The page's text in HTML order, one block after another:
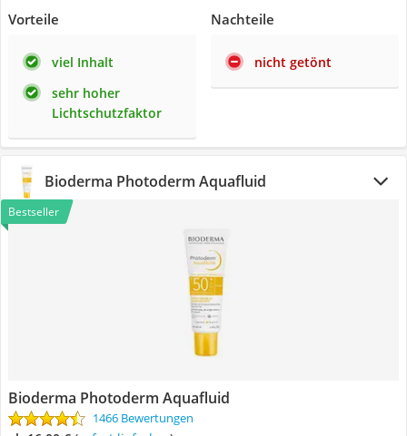
Vorteile
viel Inhalt
sehr hoher
Lichtschutzfaktor
Nachteile
nicht getönt
Bioderma Photoderm Aquafluid
Bestseller
Bioderma Photoderm Aquafluid
1466 Bewertungen